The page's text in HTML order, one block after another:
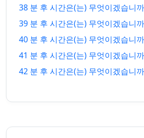
전
6.
32 분 후
33 분
전
26. 8.
6.
33 분 후
34 분
26. 8.
34 분 후
35 분
26. 8.
38 분 후 시간은(는) 무엇이겠습니
39 분 후 시간은(는) 무엇이겠습니
40 분 후 시간은(는) 무엇이겠습니
41 분 후 시간은(는) 무엇이겠습니
42 분 후 시간은(는) 무엇이겠습니